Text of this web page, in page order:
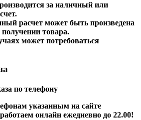
за наличный или
расчет может быть произведена
товара.
может потребоваться
по телефону
указанным на сайте
онлайн ежедневно до 22.00!